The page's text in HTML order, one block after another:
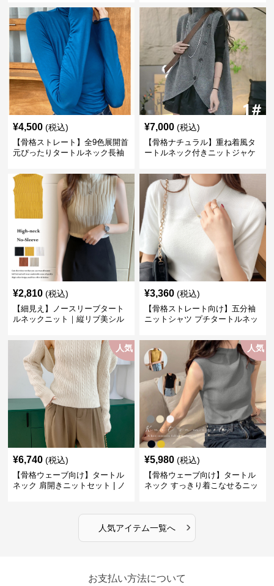
¥4,500 (税込)
【骨格ストレート】全9色展開首
元ぴったりタートルネック長袖
¥7,000 (税込)
【骨格ナチュラル】重ね着風タ
ートルネック付きニットジャケ
¥2,810 (税込)
【細見え】ノースリーブタート
ルネックニット｜縦リブ美シル
¥3,360 (税込)
【骨格ストレート向け】五分袖
ニットシャツ プチタートルネッ
人気
¥6,740 (税込)
【骨格ウェーブ向け】タートル
ネック 肩開きニットセット | ノ
人気
¥5,980 (税込)
【骨格ウェーブ向け】タートル
ネック すっきり着こなせるニッ
人気アイテム一覧へ ›
お支払い方法について